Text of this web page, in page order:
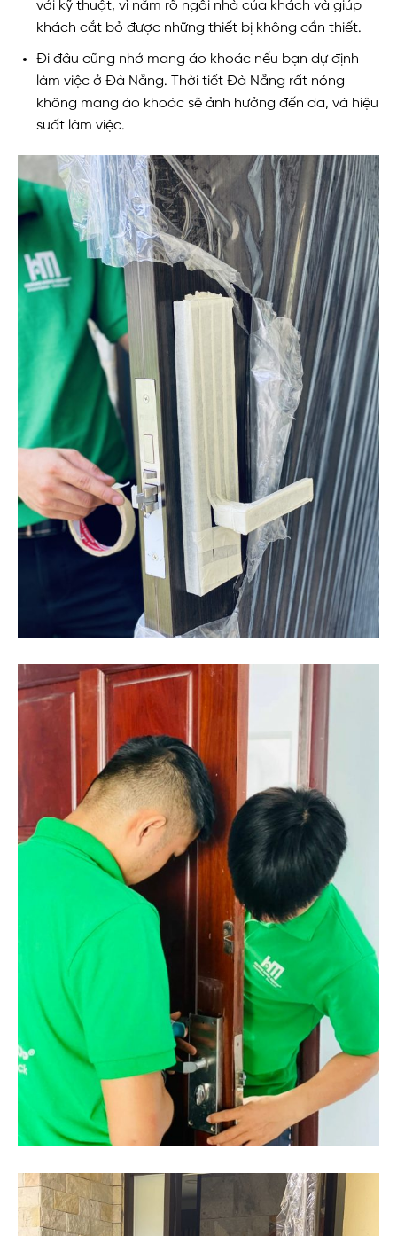
với kỹ thuật, vì nắm rõ ngôi nhà của khách và giúp
khách cắt bỏ được những thiết bị không cần thiết.
Đi đâu cũng nhớ mang áo khoác nếu bạn dự định
làm việc ở Đà Nẵng. Thời tiết Đà Nẵng rất nóng
không mang áo khoác sẽ ảnh hưởng đến da, và hiệu
suất làm việc.